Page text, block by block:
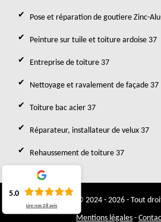
Pose et réparation de goutiere Zinc-
Peinture sur tuile et toiture ardoise 37
Entreprise de toiture 37
Nettoyage et ravalement de façade 37
Toiture bac acier 37
Réparateur, installateur de velux 37
Rehaussement de toiture 37
© 2024 - 2026 - Tout
Mentions légales -
5.0
Lire nos28 avis